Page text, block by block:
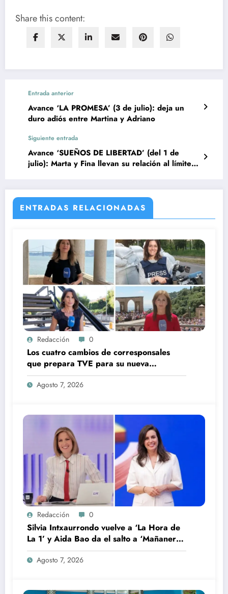
Share this content:
Entrada anterior
Avance ‘LA PROMESA’ (3 de julio): deja un
duro adiós entre Martina y Adriano
Siguiente entrada
Avance ‘SUEÑOS DE LIBERTAD’ (del 1 de
julio): Marta y Fina llevan su relación al límite
ENTRADAS RELACIONADAS
Redacción 0
Los cuatro cambios de corresponsales
que prepara TVE para su nueva
temporada
Agosto 7, 2026
Redacción 0
Silvia Intxaurrondo vuelve a ‘La Hora de
La 1’ y Aida Bao da el salto a ‘Mañaneros
360’
Agosto 7, 2026